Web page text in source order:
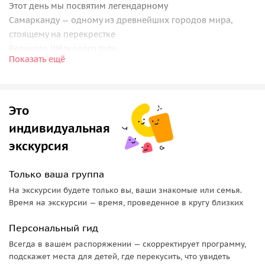
Этот день мы посвятим легендарному
Самарканду — одному из древнейших городов мира,
стоящему на перекрестке
Вы увидите главные символы города:
— Гур-Эмир,
— грандиозную мечеть Биби-ханум,
— духовный некрополь Шахи-Зинда,
-шумный и колоритный Сиабский базар,
Улугбека, где звезды измеряли задолго до телескопов.
После насыщенного дня вернёмся в ташкент. Можно
провести для больше числа,, на минивэне.
Показать ещё
Это
индивидуальная
экскурсия
Только ваша группа
На экскурсии будете только вы, ваши знакомые или семья.
Время на экскурсии — время, проведенное в кругу близких
Персональный гид
Всегда в вашем распоряжении — скорректирует программу,
подскажет места для детей, где перекусить, что увидеть